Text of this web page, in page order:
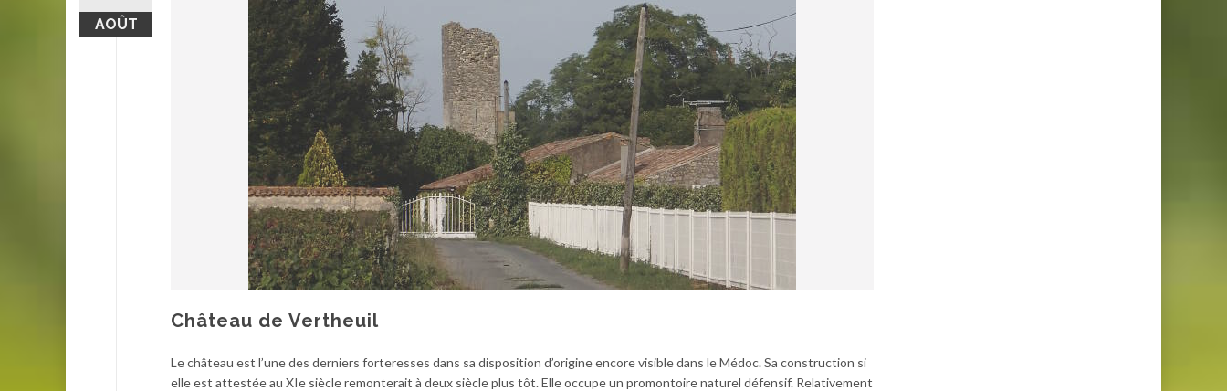
AOÛT
Château de Vertheuil
Le château est l’une des derniers forteresses dans sa disposition d’origine encore visible dans le Médoc. Sa construction si
elle est attestée au XIe siècle remonterait à deux siècle plus tôt. Elle occupe un promontoire naturel défensif. Relativement